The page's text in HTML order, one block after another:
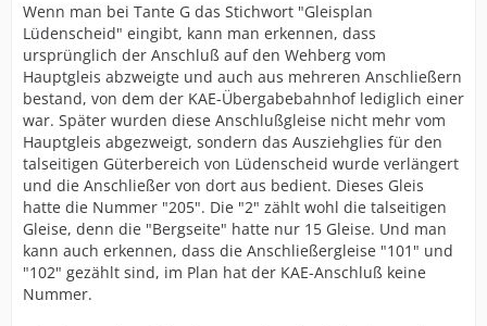
Wenn man bei Tante G das Stichwort "Gleisplan
Lüdenscheid" eingibt, kann man erkennen, dass
ursprünglich der Anschluß auf den Wehberg vom
Hauptgleis abzweigte und auch aus mehreren Anschließern
bestand, von dem der KAE-Übergabebahnhof lediglich einer
war. Später wurden diese Anschlußgleise nicht mehr vom
Hauptgleis abgezweigt, sondern das Ausziehglies für den
talseitigen Güterbereich von Lüdenscheid wurde verlängert
und die Anschließer von dort aus bedient. Dieses Gleis
hatte die Nummer "205". Die "2" zählt wohl die talseitigen
Gleise, denn die "Bergseite" hatte nur 15 Gleise. Und man
kann auch erkennen, dass die Anschließergleise "101" und
"102" gezählt sind, im Plan hat der KAE-Anschluß keine
Nummer.